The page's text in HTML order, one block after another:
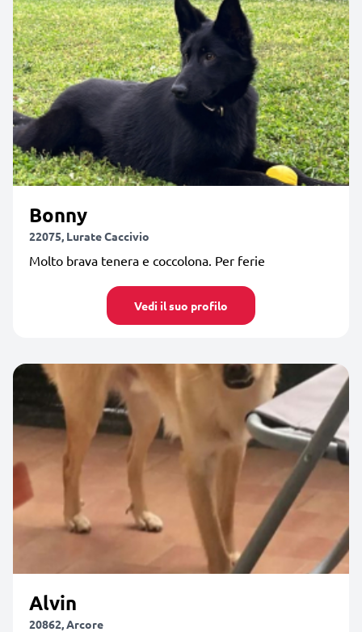
Bonny
22075, Lurate Caccivio
Molto brava tenera e coccolona. Per ferie
Vedi il suo profilo
Alvin
20862, Arcore